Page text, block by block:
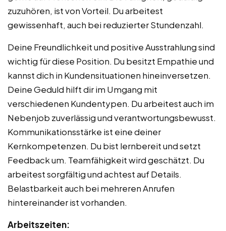
zuzuhören, ist von Vorteil. Du arbeitest
gewissenhaft, auch bei reduzierter Stundenzahl.
Deine Freundlichkeit und positive Ausstrahlung sind
wichtig für diese Position. Du besitzt Empathie und
kannst dich in Kundensituationen hineinversetzen.
Deine Geduld hilft dir im Umgang mit
verschiedenen Kundentypen. Du arbeitest auch im
Nebenjob zuverlässig und verantwortungsbewusst.
Kommunikationsstärke ist eine deiner
Kernkompetenzen. Du bist lernbereit und setzt
Feedback um. Teamfähigkeit wird geschätzt. Du
arbeitest sorgfältig und achtest auf Details.
Belastbarkeit auch bei mehreren Anrufen
hintereinander ist vorhanden.
Arbeitszeiten: